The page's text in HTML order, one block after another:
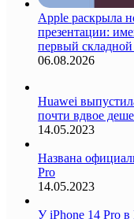
Apple раскрыла
презентации:
первый складной
06.08.2026
Huawei
почти вдвое
14.05.2023
Названа
Pro
14.05.2023
У iPhone 14 Pro в